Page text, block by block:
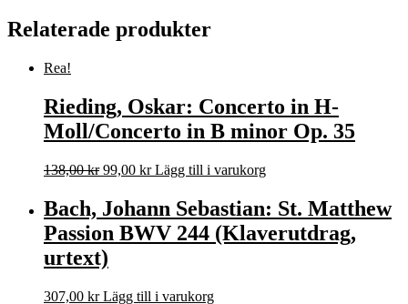
Relaterade produkter
Rea!
Rieding, Oskar: Concerto in H-
Moll/Concerto in B minor Op. 35
138,00kr Det
priset
var:
138,00 kr.
99,00 krDet
priset
är:
99,00 kr.
Lägg till i varukorg
Bach, Johann Sebastian: St. Matthew
Passion BWV 244 (Klaverutdrag,
urtext)
307,00 kr Lägg till i varukorg